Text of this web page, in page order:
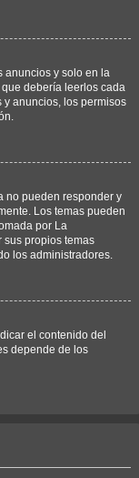
anuncios y solo en la
debería leerlos cada
anuncios, los permisos
no pueden responder y
Los temas pueden
por La
sus propios temas
los administradores.
el contenido del
depende de los